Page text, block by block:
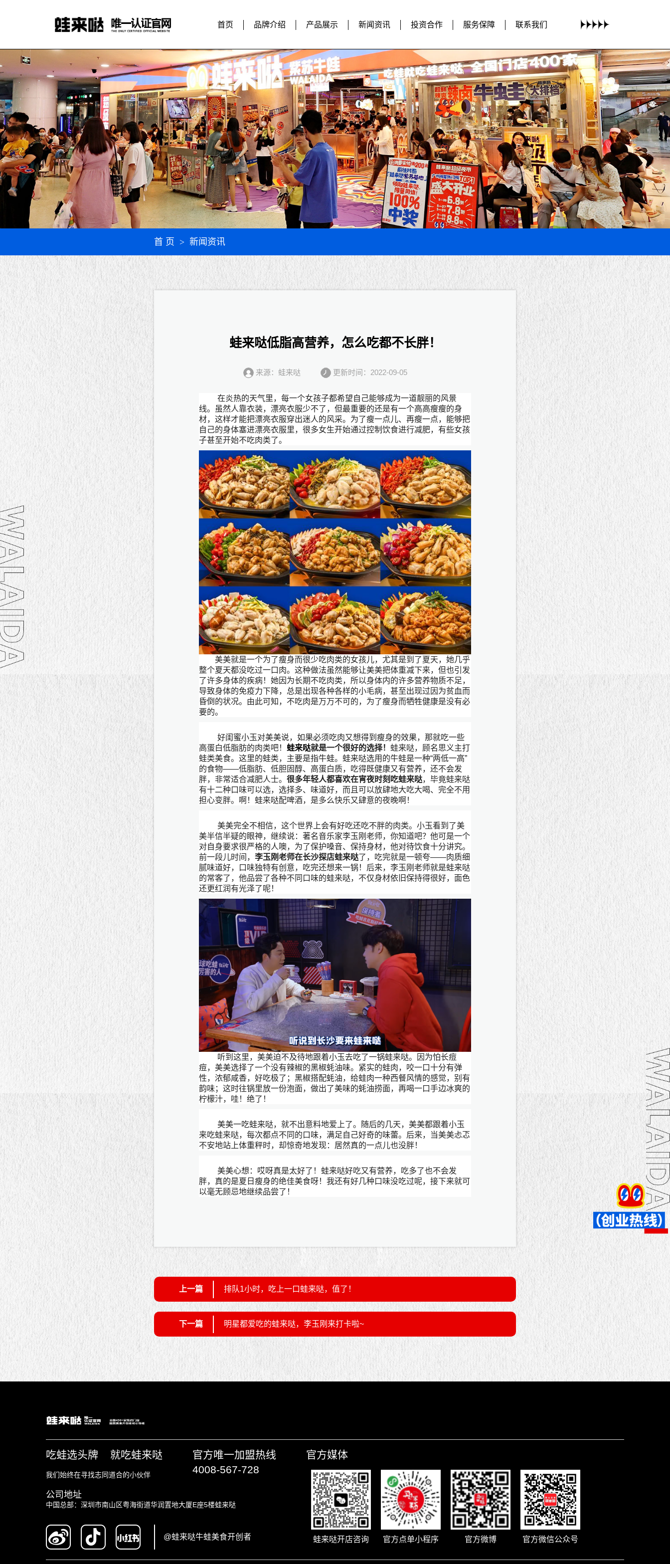
首页 品牌介绍 产品展示 新闻资讯 投资合作 服务保障 联系我们
首 页 > 新闻资讯
蛙来哒低脂高营养，怎么吃都不长胖！
来源：蛙来哒 更新时间：2022-09-05
在炎热的天气里，每一个女孩子都希望自己能够成为一道靓丽的风景
线。虽然人靠衣装，漂亮衣服少不了，但最重要的还是有一个高高瘦瘦的身
材，这样才能把漂亮衣服穿出迷人的风采。为了瘦一点儿、再瘦一点，能够把
自己的身体塞进漂亮衣服里，很多女生开始通过控制饮食进行减肥，有些女孩
子甚至开始不吃肉类了。
美美就是一个为了瘦身而很少吃肉类的女孩儿，尤其是到了夏天，她几乎
整个夏天都没吃过一口肉。这种做法虽然能够让美美把体重减下来，但也引发
了许多身体的疾病！她因为长期不吃肉类，所以身体内的许多营养物质不足，
导致身体的免疫力下降，总是出现各种各样的小毛病，甚至出现过因为贫血而
昏倒的状况。由此可知，不吃肉是万万不可的，为了瘦身而牺牲健康是没有必
要的。
好闺蜜小玉对美美说，如果必须吃肉又想得到瘦身的效果，那就吃一些
高蛋白低脂肪的肉类吧！蛙来哒就是一个很好的选择！蛙来哒，顾名思义主打
蛙类美食。这里的蛙类，主要是指牛蛙。蛙来哒选用的牛蛙是一种“两低一高”
的食物——低脂肪、低胆固醇、高蛋白质，吃得既健康又有营养，还不会发
胖，非常适合减肥人士。很多年轻人都喜欢在宵夜时刻吃蛙来哒，毕竟蛙来哒
有十二种口味可以选，选择多、味道好，而且可以放肆地大吃大喝、完全不用
担心变胖。啊！蛙来哒配啤酒，是多么快乐又肆意的夜晚啊！
美美完全不相信，这个世界上会有好吃还吃不胖的肉类。小玉看到了美
美半信半疑的眼神，继续说：著名音乐家李玉刚老师，你知道吧？他可是一个
对自身要求很严格的人噢，为了保护嗓音、保持身材，他对待饮食十分讲究。
前一段儿时间，李玉刚老师在长沙探店蛙来哒了，吃完就是一顿夸——肉质细
腻味道好，口味独特有创意，吃完还想来一锅！后来，李玉刚老师就是蛙来哒
的常客了，他品尝了各种不同口味的蛙来哒，不仅身材依旧保持得很好，面色
还更红润有光泽了呢！
听到这里，美美迫不及待地跟着小玉去吃了一锅蛙来哒。因为怕长痘
痘，美美选择了一个没有辣椒的黑椒蚝油味。紧实的蛙肉，咬一口十分有弹
性，浓郁咸香，好吃极了；黑椒搭配蚝油，给蛙肉一种西餐风情的感觉，别有
韵味；这时往锅里放一份泡面，做出了美味的蚝油捞面，再喝一口手边冰爽的
柠檬汁，哇！绝了！
美美一吃蛙来哒，就不出意料地爱上了。随后的几天，美美都跟着小玉
来吃蛙来哒，每次都点不同的口味，满足自己好奇的味蕾。后来，当美美忐忑
不安地站上体重秤时，却惊奇地发现：居然真的一点儿也没胖！
美美心想：哎呀真是太好了！蛙来哒好吃又有营养，吃多了也不会发
胖，真的是夏日瘦身的绝佳美食呀！我还有好几种口味没吃过呢，接下来就可
以毫无顾忌地继续品尝了！
上一篇 排队1小时，吃上一口蛙来哒，值了！
下一篇 明星都爱吃的蛙来哒，李玉刚来打卡啦~
吃蛙选头牌 就吃蛙来哒
我们始终在寻找志同道合的小伙伴
官方唯一加盟热线
4008-567-728
公司地址
中国总部：深圳市南山区粤海街道华润置地大厦E座5楼蛙来哒
@蛙来哒牛蛙美食开创者
官方媒体
蛙来哒开店咨询 官方点单小程序 官方微博 官方微信公众号